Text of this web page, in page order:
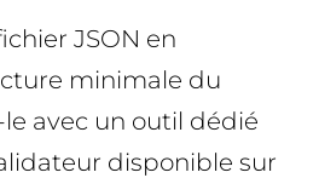
JSON en
minimale du
avec un outil dédié
disponible sur